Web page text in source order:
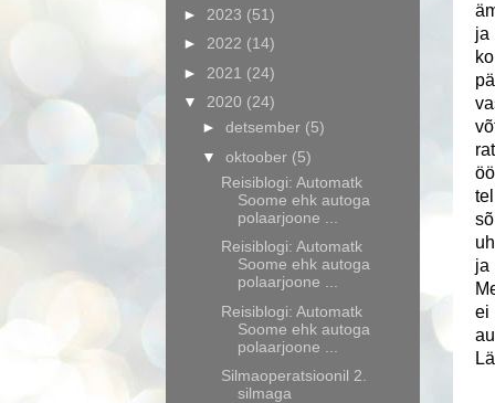
ja
ja
ei
► 2023 (51)
► 2022 (14)
► 2021 (24)
▼ 2020 (24)
► detsember (5)
▼ oktoober (5)
Reisiblogi: Automatk
Soome ehk autoga
polaarjoone ...
Reisiblogi: Automatk
Soome ehk autoga
polaarjoone ...
Reisiblogi: Automatk
Soome ehk autoga
polaarjoone ...
Silmaoperatsioonil 2.
silmaga